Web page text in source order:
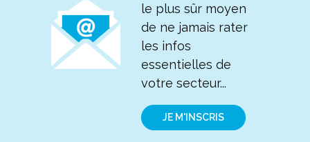
le plus sûr moyen
de ne jamais rater
les infos
essentielles de
votre secteur...
JE M'INSCRIS